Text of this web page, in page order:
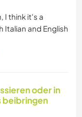
I think it's a
oder in
beibringen